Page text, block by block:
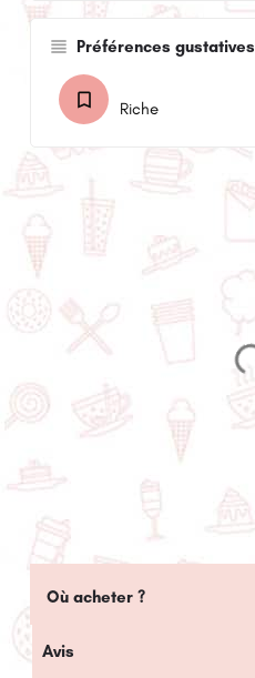
Préférences gustatives
Riche
Où acheter ?
Avis